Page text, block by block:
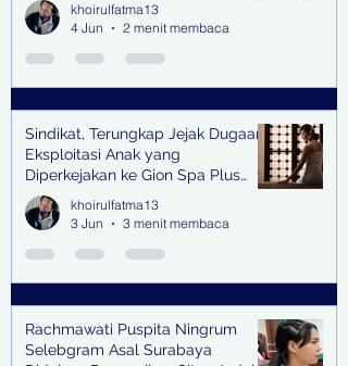
khoirulfatma13
4 Jun
2 menit membaca
Sindikat, Terungkap Jejak Dugaan
Eksploitasi Anak yang
Diperkejakan ke Gion Spa Plus
and Pub Surabaya,
khoirulfatma13
3 Jun
3 menit membaca
Rachmawati Puspita Ningrum
Selebgram Asal Surabaya